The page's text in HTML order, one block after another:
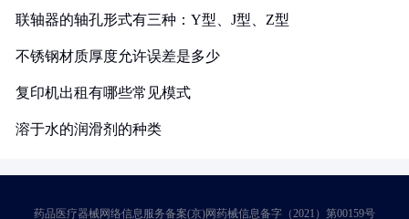
联轴器的轴孔形式有三种：Y型、J型、Z型
不锈钢材质厚度允许误差是多少
复印机出租有哪些常见模式
溶于水的润滑剂的种类
药品医疗器械网络信息服务备案(京)网药械信息备字（2021）第00159号